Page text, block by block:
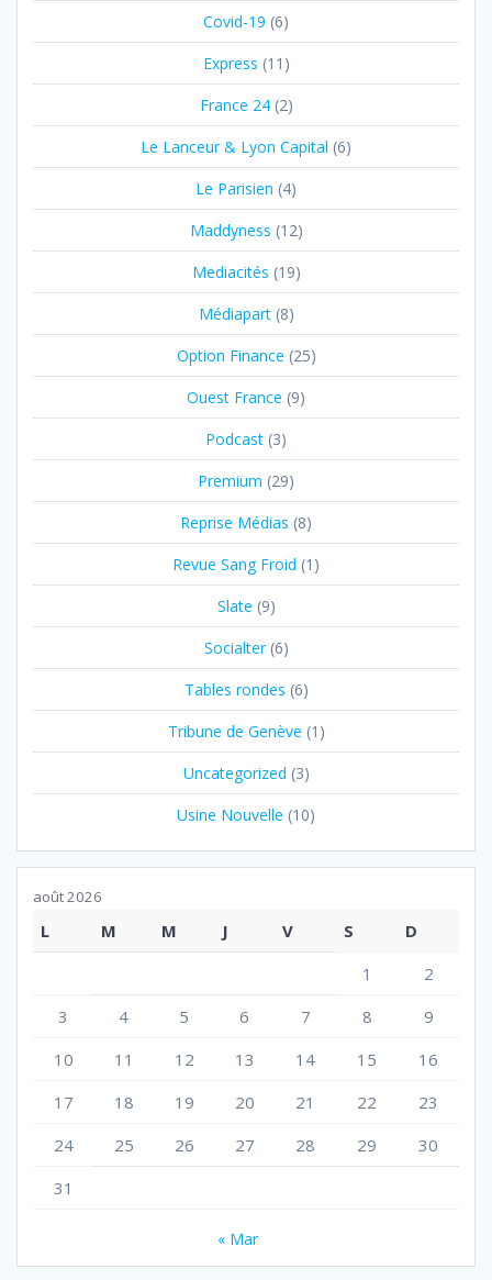
Covid-19 (6)
Express (11)
France 24(2)
Le Lanceur & Lyon Capital (6)
Le Parisien (4)
Maddyness (12)
Mediacités (19)
Médiapart(8)
Option Finance (25)
Ouest France (9)
Podcast (3)
Premium (29)
Reprise Médias (8)
Revue Sang Froid (1)
Slate (9)
Socialter(6)
Tables rondes (6)
Tribune de Genève (1)
Uncategorized (3)
Usine Nouvelle (10)
août 2026
L M M J V S
D
1
2
3
4 5 6 7 8
9
10
11 12 13 14 15
16
17
18 19 20 21 22
23
24
25 26 27 28 29
30
31
« Mar